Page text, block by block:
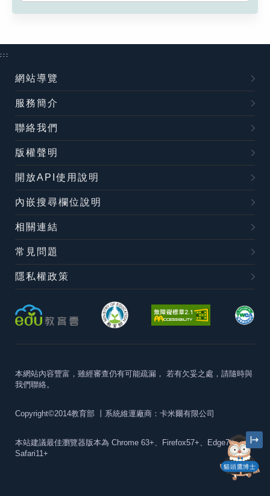
貓頭鷹博士
:::
網站導覽
服務簡介
聯絡我們
版權聲明
開放API使用說明
內嵌搜尋欄位說明
相關連結
常見問題
隱私權政策
本網站內容豐富，雖經審查仍有可能疏漏， 若有欠妥之處，請隨時與
我們聯絡。
Copyright©2014教育部 丨系統維運廠商：卡米爾有限公司
本站建議最佳瀏覽器版本為 Chrome 63+、Firefox57+、Edge79+及
Safari11+